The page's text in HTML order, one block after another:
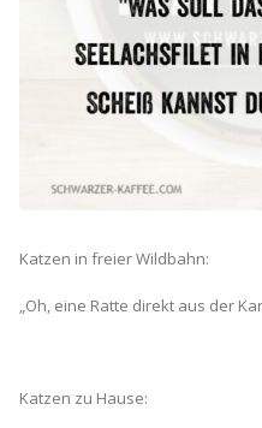
Katzen in freier Wildbahn:
„Oh, eine Ratte direkt aus der
Katzen zu Hause: